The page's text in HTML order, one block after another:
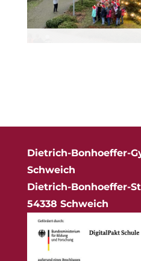
Dietrich-Bonhoeffer-
Schweich
Dietrich-Bonhoeffer-
54338 Schweich